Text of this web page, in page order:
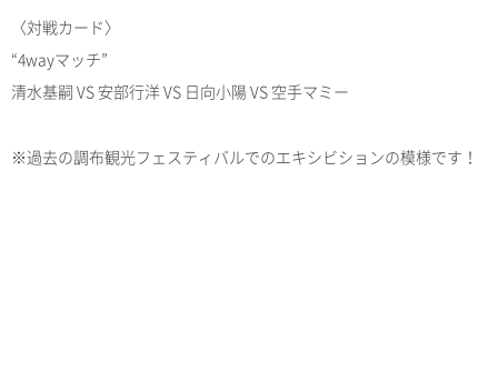
〈対戦カード〉
“4wayマッチ”
清水基嗣 VS 安部行洋 VS 日向小陽 VS 空手マミー
※過去の調布観光フェスティバルでのエキシビションの模様です！